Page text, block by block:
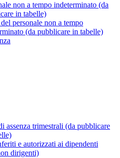
non a tempo indeterminato (da
in tabelle)
personale non a tempo
(da pubblicare in tabelle)
assenza trimestrali (da pubblicare
e autorizzati ai dipendenti
dirigenti)